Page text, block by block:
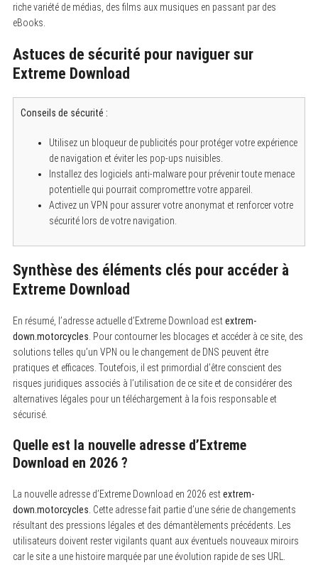
riche variété de médias, des films aux musiques en passant par des
eBooks.
Astuces de sécurité pour naviguer sur
Extreme Download
Conseils de sécurité :
Utilisez un bloqueur de publicités pour protéger votre expérience
de navigation et éviter les pop-ups nuisibles.
Installez des logiciels anti-malware pour prévenir toute menace
potentielle qui pourrait compromettre votre appareil.
Activez un VPN pour assurer votre anonymat et renforcer votre
sécurité lors de votre navigation.
Synthèse des éléments clés pour accéder à
Extreme Download
En résumé, l’adresse actuelle d’Extreme Download estextrem-
down.motorcycles . Pour contourner les blocages et accéder à ce site, des
solutions telles qu’un VPN ou le changement de DNS peuvent être
pratiques et efficaces. Toutefois, il est primordial d’être conscient des
risques juridiques associés à l’utilisation de ce site et de considérer des
alternatives légales pour un téléchargement à la fois responsable et
sécurisé.
Quelle est la nouvelle adresse d’Extreme
Download en 2026 ?
La nouvelle adresse d’Extreme Download en 2026 estextrem-
down.motorcycles Cette adresse fait partie d’une série de changements
résultant des pressions légales et des démantèlements précédents. Les
utilisateurs doivent rester vigilants quant aux éventuels nouveaux miroirs
car le site a une histoire marquée par une évolution rapide de ses URL.